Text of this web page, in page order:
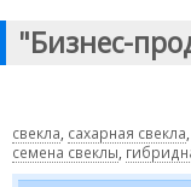
"Бизнес-
свекла сахарная свекла
семена свеклы